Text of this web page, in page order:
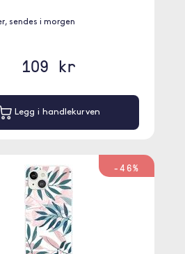
sendes i morgen
109 kr
Legg i handlekurven
-46%